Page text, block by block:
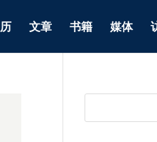
文章 书籍 媒体